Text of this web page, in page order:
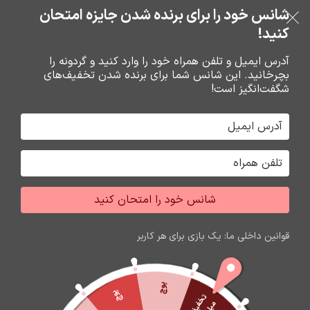
خرید قسطی با ترب‌پی
عبور به ناوبری
رفتن به محتوای اصلی
0 ریال
خانه گارد و محافظ صفحه گوشي محافظ صفحه گوشي
فروشگاه نوین تراشه گنجی
پوچ
پوچ
شانس خود را برای برنده شدن جایزه امتحان
کنید!
آدرس ایمیل و تلفن همراه خود را وارد کنید و گردونه را
بچرخانید. این شانس شما برای برنده شدن تخفیف‌های
شگفت‌انگیز است!
شانس خود را امتحان کنید
قوانین داخلی ما: یک بازی برای هر کاربر